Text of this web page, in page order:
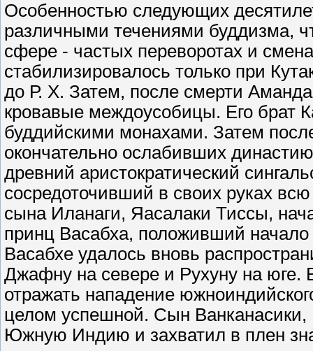
Особенностью следующих
различными течениями буддизма,
сфере - частых переворотах и
стабилизировалось только при
до Р. Х. Затем, после смерти
кровавые междоусобицы. Его брат
буддийскими монахами. Затем
окончательно ослабивших
древний аристократический
сосредоточивший в своих руках
сына Иланаги, Яасалаки Тиссы,
принц Васабха, положивший
Васабхе удалось вновь
Джафну на севере и Рухуну на юге.
отражать нападение
целом успешной. Сын Ванканасики,
Южную Индию и захватил в плен